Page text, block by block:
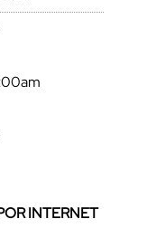
INTERNET